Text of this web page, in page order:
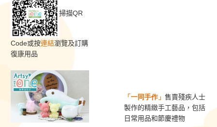
掃描QR
Code或按連結瀏覽及訂購
復康用品
「一同手作」 售賣殘疾人士
製作的精緻手工藝品，包括
日常用品和節慶禮物